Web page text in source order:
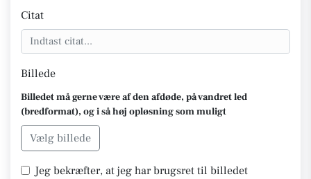
Citat
Billede
Billedet må gerne være af den afdøde, på vandret led
(bredformat), og i så høj opløsning som muligt
Vælg billede
Jeg bekræfter, at jeg har brugsret til billedet